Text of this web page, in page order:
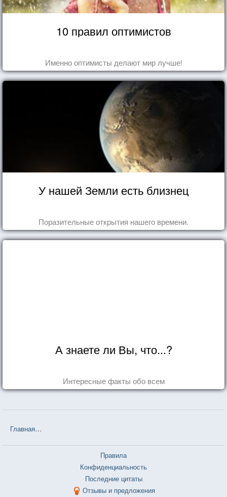
10 правил оптимистов
Именно оптимисты делают мир лучше!
У нашей Земли есть близнец
Поразительные открытия нашего времени.
А знаете ли Вы, что...?
Интересные факты обо всем
Главная
Правила
Конфиденциальность
Последние цитаты
Отзывы и предложения